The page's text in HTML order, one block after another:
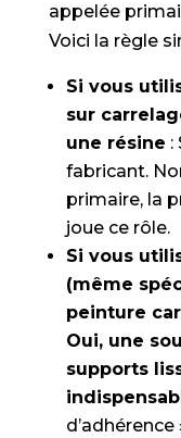
appelée
Voici la règle
Si vous
sur
une résine :
fabricant.
primaire, la
joue ce rôle.
Si vous
(même
peinture
Oui, une
supports